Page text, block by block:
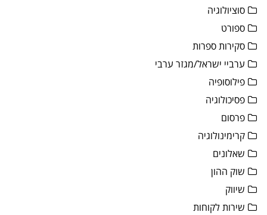
סוציולוגיה
ספורט
סקירות ספרות
ערביי ישראל/מגזר ערבי
פילוסופיה
פסיכולוגיה
פרסום
קרימינולוגיה
שאלונים
שוק ההון
שיווק
שירות לקוחות